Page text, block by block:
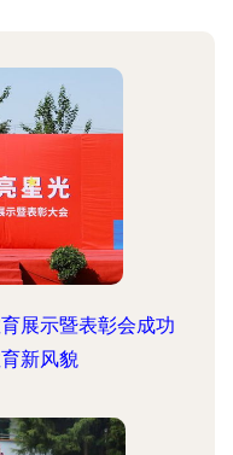
展示暨表彰会成功
新风貌